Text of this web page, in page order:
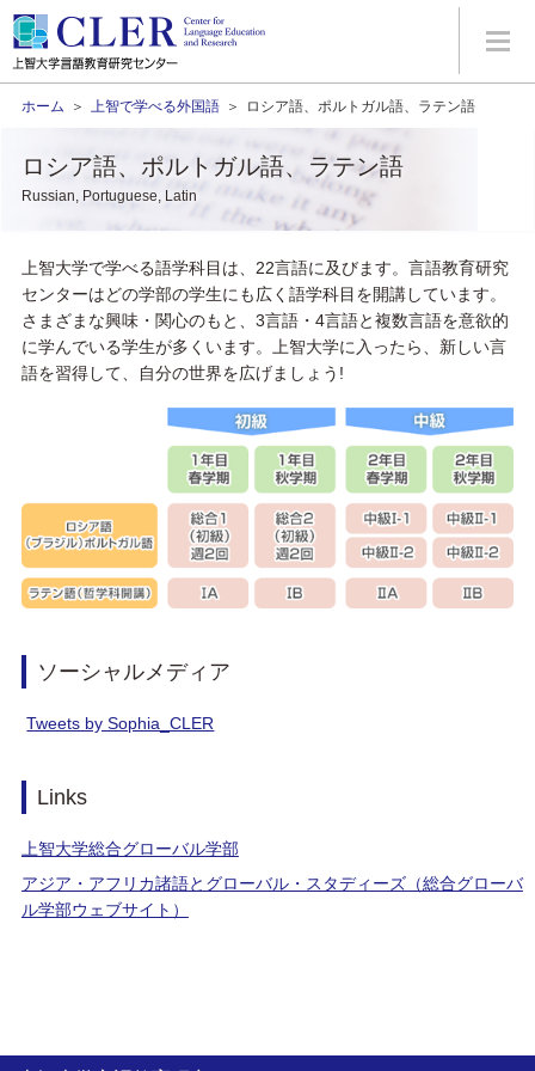
ホーム ＞ 上智で学べる外国語 ＞ ロシア語、ポルトガル語、ラテン語
ロシア語、ポルトガル語、ラテン語
Russian, Portuguese, Latin
上智大学で学べる語学科目は、22言語に及びます。言語教育研究
センターはどの学部の学生にも広く語学科目を開講しています。
さまざまな興味・関心のもと、3言語・4言語と複数言語を意欲的
に学んでいる学生が多くいます。上智大学に入ったら、新しい言
語を習得して、自分の世界を広げましょう!
ソーシャルメディア
Tweets by Sophia_CLER
Links
上智大学総合グローバル学部
アジア・アフリカ諸語とグローバル・スタディーズ（総合グローバ
ル学部ウェブサイト）